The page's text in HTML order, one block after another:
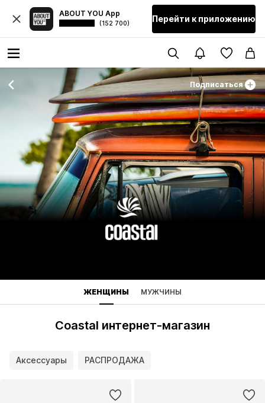
ABOUT YOU App
(152 700) Перейти к приложению
Подписаться
ЖЕНЩИНЫ МУЖЧИНЫ
Coastal интернет-магазин
Аксессуары РАСПРОДАЖА